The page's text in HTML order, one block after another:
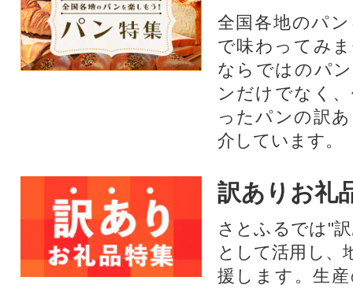
全国各地のパ
で味わってみ
ならではのパ
ンだけでなく
ったパンの訳
介しています。
訳ありお礼
さとふるでは"
として活用し、
援します。⽣